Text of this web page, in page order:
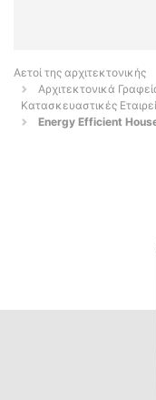
Αετοί της αρχιτεκτονικής
Αρχιτεκτονικά
Κατασκευαστικές
Energy Efficient